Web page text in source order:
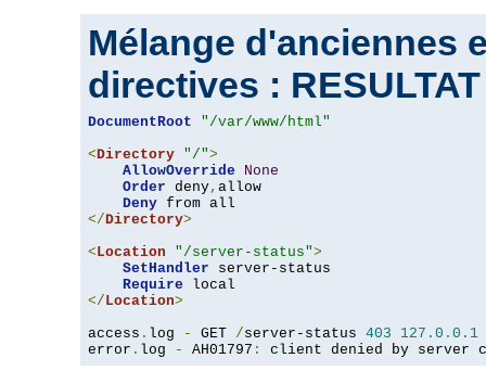
Mélange d'anciennes
directives :
DocumentRoot
"/var/www/html"
<Directory "/">
AllowOverride
None
Order deny, allow
Deny
</Directory>
<Location "/server-status">
SetHandler server-status
Require
</Location>
access . log - GET /server-status 403 127.0 . 0.1
error . log - AH01797 : client denied by server